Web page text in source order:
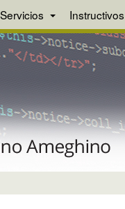
Servicios Instructivos